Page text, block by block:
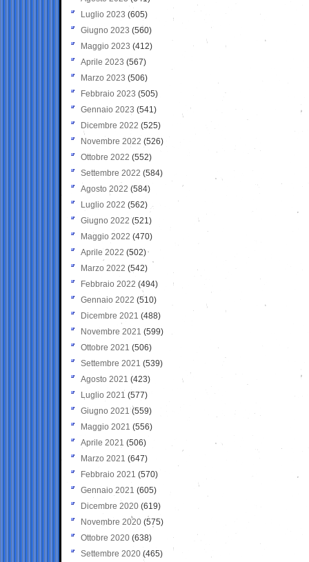
Luglio 2023 (605)
Giugno 2023 (560)
Maggio 2023 (412)
Aprile 2023 (567)
Marzo 2023 (506)
Febbraio 2023 (505)
Gennaio 2023 (541)
Dicembre 2022 (525)
Novembre 2022 (526)
Ottobre 2022 (552)
Settembre 2022 (584)
Agosto 2022 (584)
Luglio 2022 (562)
Giugno 2022 (521)
Maggio 2022 (470)
Aprile 2022 (502)
Marzo 2022 (542)
Febbraio 2022 (494)
Gennaio 2022 (510)
Dicembre 2021 (488)
Novembre 2021 (599)
Ottobre 2021 (506)
Settembre 2021 (539)
Agosto 2021 (423)
Luglio 2021 (577)
Giugno 2021(559)
Maggio 2021 (556)
Aprile 2021 (506)
Marzo 2021 (647)
Febbraio 2021 (570)
Gennaio 2021 (605)
Dicembre 2020 (619)
Novembre 2020 (575)
Ottobre 2020 (638)
Settembre 2020(465)